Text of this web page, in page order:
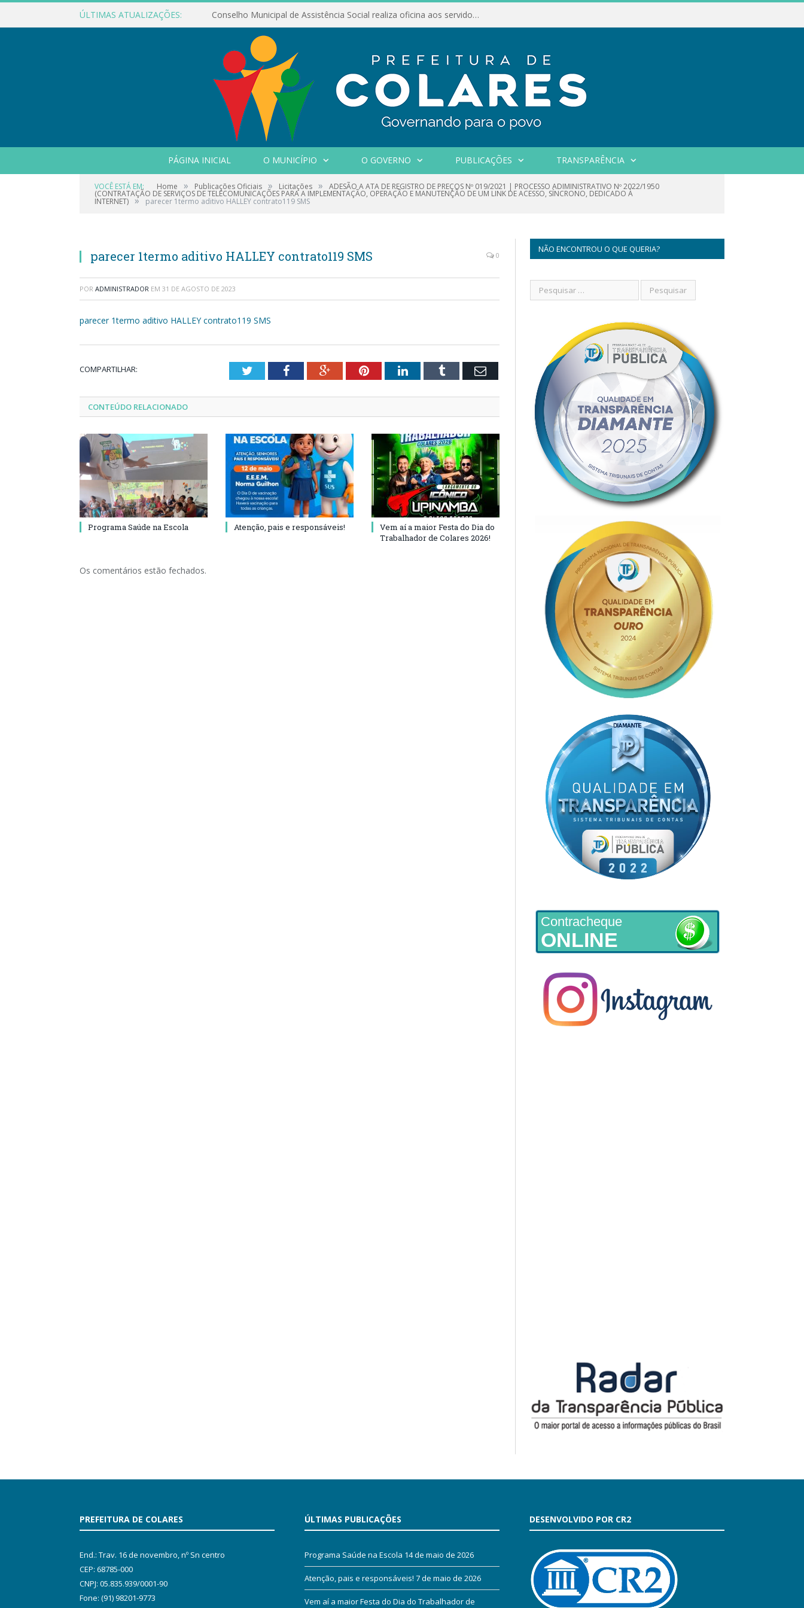
ÚLTIMAS ATUALIZAÇÕES: Conselho Municipal de Assistência Social realiza oficina aos servidores
PÁGINA INICIAL O MUNICÍPIO O GOVERNO PUBLICAÇÕES TRANSPARÊNCIA
VOCÊ ESTÁ EM: Home » Publicações Oficiais » Licitações » ADESÃO A ATA DE REGISTRO DE PREÇOS Nº 019/2021 | PROCESSO ADIMINISTRATIVO Nº 2022/1950
(CONTRATAÇÃO DE SERVIÇOS DE TELECOMUNICAÇÕES PARA A IMPLEMENTAÇÃO, OPERAÇÃO E MANUTENÇÃO DE UM LINK DE ACESSO, SÍNCRONO, DEDICADO À
INTERNET) » parecer 1termo aditivo HALLEY contrato119 SMS
parecer 1termo aditivo HALLEY contrato119 SMS 0
POR ADMINISTRADOR EM 31 DE AGOSTO DE 2023
parecer 1termo aditivo HALLEY contrato119 SMS
COMPARTILHAR: TwitterFacebookGoogle+PinterestLinkedInTumblr Email
CONTEÚDO RELACIONADO
Programa Saúde na Escola Atenção, pais e responsáveis!
Vem aí a maior Festa do Dia do
Trabalhador de Colares 2026!
Os comentários estão fechados.
NÃO ENCONTROU O QUE QUERIA?
Contracheque
ONLINE
PREFEITURA DE COLARES
End.: Trav. 16 de novembro, nº Sn centro
CEP: 68785-000
CNPJ: 05.835.939/0001-90
Fone: (91) 98201-9773
ÚLTIMAS PUBLICAÇÕES
Programa Saúde na Escola 14 de maio de 2026
Atenção, pais e responsáveis! 7 de maio de 2026
Vem aí a maior Festa do Dia do Trabalhador de
DESENVOLVIDO POR CR2